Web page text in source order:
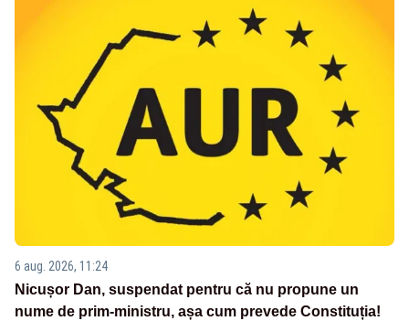
6 aug. 2026, 11:24
Nicușor Dan, suspendat pentru că nu propune un
nume de prim-ministru, așa cum prevede Constituția!